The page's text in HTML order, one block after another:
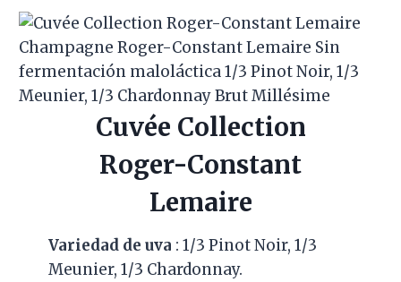
Cuvée Collection
Roger-Constant
Lemaire
Variedad de uva : 1/3 Pinot Noir, 1/3
Meunier, 1/3 Chardonnay.